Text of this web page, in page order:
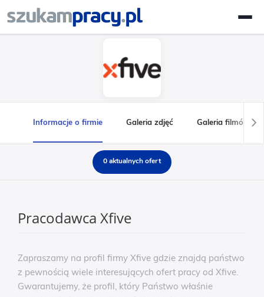
Informacje o firmie Galeria zdjęć Galeria filmów
0 aktualnych ofert
Pracodawca Xfive
Zapraszamy na profil firmy Xfive gdzie znajdą państwo
z pewnością wiele interesujących ofert pracy od Xfive.
Gwarantujemy, że profil, który Państwo właśnie